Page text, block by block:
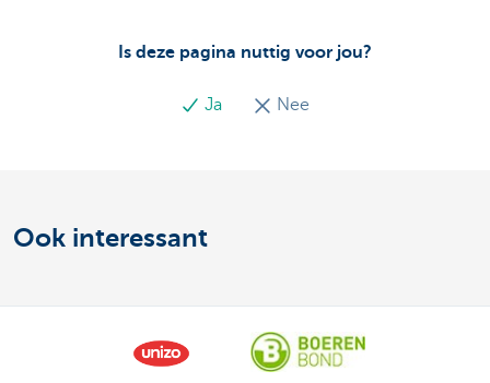
Is deze pagina nuttig voor jou?
Ja Nee
Ook interessant